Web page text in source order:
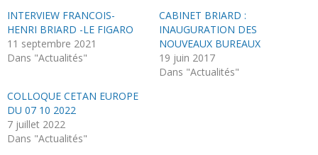
Conseil d’administration
INTERVIEW FRANCOIS-
HENRI BRIARD -LE FIGARO
11 septembre 2021
Dans "Actualités"
CABINET BRIARD :
INAUGURATION DES
NOUVEAUX BUREAUX
19 juin 2017
Dans "Actualités"
COLLOQUE CETAN EUROPE
DU 07 10 2022
7 juillet 2022
Dans "Actualités"